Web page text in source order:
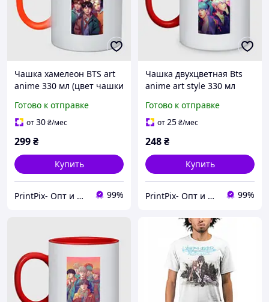
Чашка хамелеон BTS art
anime 330 мл (цвет чашки
Готово к отправке
от30₴/мес
299₴
Купить
PrintPix- Опт и Розница 99%
Чашка двухцветная Bts
anime art style 330 мл
Готово к отправке
от25₴/мес
248₴
Купить
PrintPix- Опт и Розница 99%